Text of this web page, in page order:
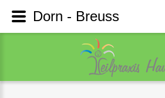
Dorn - Breuss